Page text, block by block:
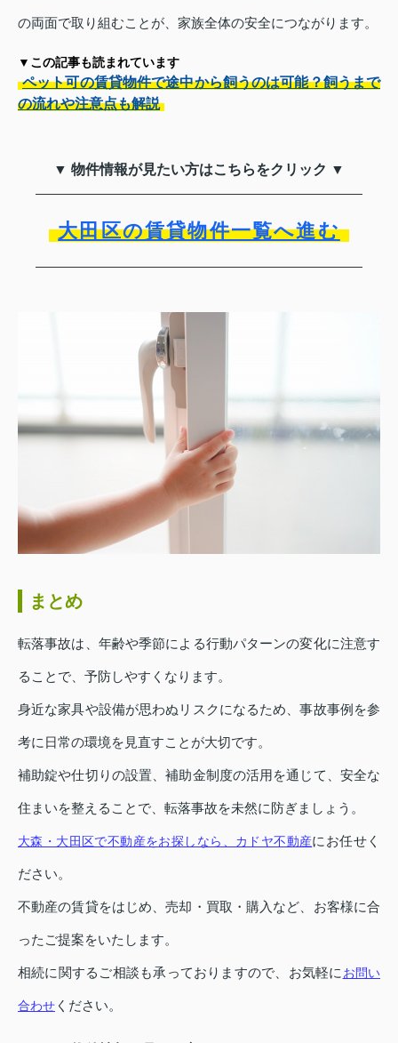
の両面で取り組むことが、家族全体の安全につながります。
▼この記事も読まれています
ペット可の賃貸物件で途中から飼うのは可能？飼うまで
の流れや注意点も解説
▼ 物件情報が見たい方はこちらをクリック ▼
大田区の賃貸物件一覧へ進む
まとめ
転落事故は、年齢や季節による行動パターンの変化に注意す
ることで、予防しやすくなります。
身近な家具や設備が思わぬリスクになるため、事故事例を参
考に日常の環境を見直すことが大切です。
補助錠や仕切りの設置、補助金制度の活用を通じて、安全な
住まいを整えることで、転落事故を未然に防ぎましょう。
大森・大田区で不動産をお探しなら、カドヤ不動産にお任せく
ださい。
不動産の賃貸をはじめ、売却・買取・購入など、お客様に合
ったご提案をいたします。
相続に関するご相談も承っておりますので、お気軽に お問い
合わせ ください。